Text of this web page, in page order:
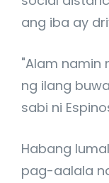
ang iba ay
"Alam namin
ng ilang
sabi ni
Habang
pag-aalala